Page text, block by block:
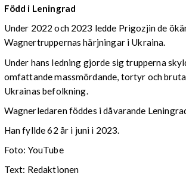
Född i Leningrad
Under 2022 och 2023 ledde Prigozjin de
Wagnertruppernas härjningar i Ukraina.
Under hans ledning gjorde sig trupperna
omfattande massmördande, tortyr och
Ukrainas befolkning.
Wagnerledaren föddes i dåvarande
Han fyllde 62 år i juni i 2023.
Foto: YouTube
Text: Redaktionen